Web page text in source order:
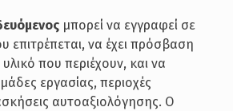
μπορεί να εγγραφεί σε
να έχει πρόσβαση
που περιέχουν, και να
εργασίας, περιοχές
αυτοαξιολόγησης. Ο